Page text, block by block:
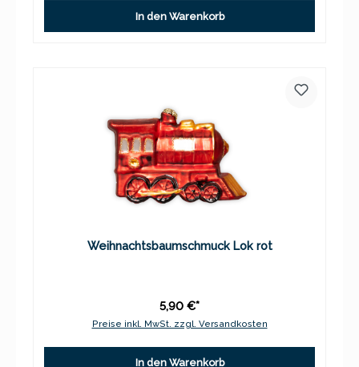
In den Warenkorb
Weihnachtsbaumschmuck Lok rot
5,90 €*
Preise inkl. MwSt. zzgl. Versandkosten
In den Warenkorb